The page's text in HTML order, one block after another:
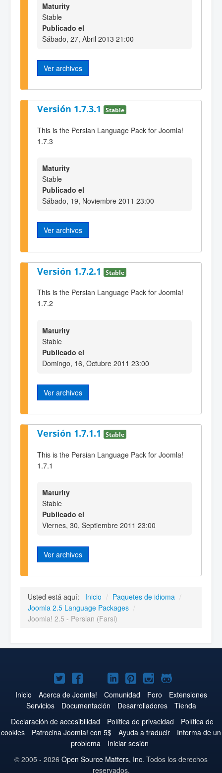
Maturity
Stable
Publicado el
Sábado, 27, Abril 2013 21:00
Ver archivos
Versión 1.7.3.1 Stable
This is the Persian Language Pack for Joomla!
1.7.3
Maturity
Stable
Publicado el
Sábado, 19, Noviembre 2011 23:00
Ver archivos
Versión 1.7.2.1 Stable
This is the Persian Language Pack for Joomla!
1.7.2
Maturity
Stable
Publicado el
Domingo, 16, Octubre 2011 23:00
Ver archivos
Versión 1.7.1.1 Stable
This is the Persian Language Pack for Joomla!
1.7.1
Maturity
Stable
Publicado el
Viernes, 30, Septiembre 2011 23:00
Ver archivos
Usted está aquí: Inicio / Paquetes de idioma /
Joomla 2.5 Language Packages /
Joomla! 2.5 - Persian (Farsi)
Joomla!
en
Twitter
Joomla!
en
Facebook
Joomla!
en
YouTube
Joomla!
en
LinkedIn
Joomla!
en
Pinterest
Joomla!
en
Instagram
Joomla!
en
GitHub
Inicio Acerca de Joomla! Comunidad Foro
Extensiones
Servicios
Documentación Desarrolladores
Tienda
Declaración de accesibilidad
Política de privacidad
Política de
cookies
Patrocina Joomla! con 5$ Ayuda a traducir
Informa de un
problema
Iniciar sesión
© 2005 - 2026 Open Source Matters, Inc. Todos los derechos
reservados.